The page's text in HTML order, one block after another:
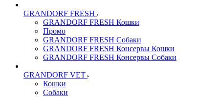
GRANDORF FRESH
GRANDORF FRESH Кошки
Промо
GRANDORF FRESH Собаки
GRANDORF FRESH Консервы Кошки
GRANDORF FRESH Консервы Собаки
GRANDORF VET
Кошки
Собаки